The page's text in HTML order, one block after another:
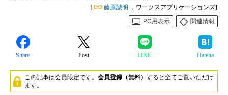
[ 藤原誠明 ，ワークスアプリケーションズ]
PC用表示
関連情報
Share Post LINE Hatena
この記事は会員限定です。 会員登録（無料） すると全てご覧いただけ
ます。